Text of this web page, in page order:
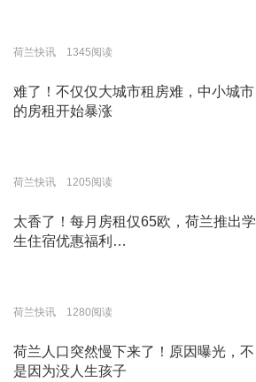
荷兰快讯 1345阅读
难了！不仅仅大城市租房难，中小城市
的房租开始暴涨
荷兰快讯 1205阅读
太香了！每月房租仅65欧，荷兰推出学
生住宿优惠福利…
荷兰快讯 1280阅读
荷兰人口突然慢下来了！原因曝光，不
是因为没人生孩子